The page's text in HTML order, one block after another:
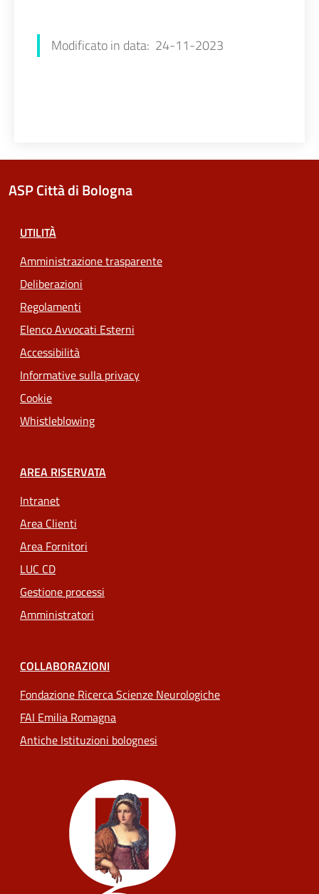
Modificato in data: 24-11-2023
ASP Città di Bologna
UTILITÀ
Amministrazione trasparente
Deliberazioni
Regolamenti
Elenco Avvocati Esterni
Accessibilità
Informative sulla privacy
Cookie
Whistleblowing
AREA RISERVATA
Intranet
Area Clienti
Area Fornitori
LUC CD
Gestione processi
Amministratori
COLLABORAZIONI
Fondazione Ricerca Scienze Neurologiche
FAI Emilia Romagna
Antiche Istituzioni bolognesi